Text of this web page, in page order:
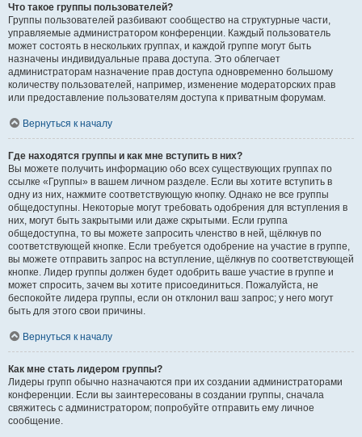
Что такое группы пользователей?
Группы пользователей разбивают сообщество на структурные части,
управляемые администратором конференции. Каждый пользователь
может состоять в нескольких группах, и каждой группе могут быть
назначены индивидуальные права доступа. Это облегчает
администраторам назначение прав доступа одновременно большому
количеству пользователей, например, изменение модераторских прав
или предоставление пользователям доступа к приватным форумам.
Вернуться к началу
Где находятся группы и как мне вступить в них?
Вы можете получить информацию обо всех существующих группах по
ссылке «Группы» в вашем личном разделе. Если вы хотите вступить в
одну из них, нажмите соответствующую кнопку. Однако не все группы
общедоступны. Некоторые могут требовать одобрения для вступления в
них, могут быть закрытыми или даже скрытыми. Если группа
общедоступна, то вы можете запросить членство в ней, щёлкнув по
соответствующей кнопке. Если требуется одобрение на участие в группе,
вы можете отправить запрос на вступление, щёлкнув по соответствующей
кнопке. Лидер группы должен будет одобрить ваше участие в группе и
может спросить, зачем вы хотите присоединиться. Пожалуйста, не
беспокойте лидера группы, если он отклонил ваш запрос; у него могут
быть для этого свои причины.
Вернуться к началу
Как мне стать лидером группы?
Лидеры групп обычно назначаются при их создании администраторами
конференции. Если вы заинтересованы в создании группы, сначала
свяжитесь с администратором; попробуйте отправить ему личное
сообщение.